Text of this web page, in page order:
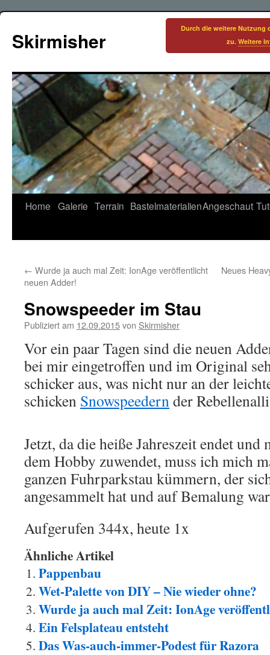
Skirmisher
Zum
Home Galerie Terrain BastelmaterialienAngeschaut
← Wurde ja auch mal Zeit: IonAge veröffentlicht
neuen Adder!
Neues
Snowspeeder im Stau
Publiziert am 12.09.2015von Skirmisher
Vor ein paar Tagen sind die neuen
bei mir eingetroffen und im Original
schicker aus, was nicht nur an der
schicken Snowspeedernder
Jetzt, da die heiße Jahreszeit endet
dem Hobby zuwendet, muss ich mich
ganzen Fuhrparkstau kümmern, der
angesammelt hat und auf Bemalung
Aufgerufen 344x, heute 1x
Ähnliche Artikel
Pappenbau
Wet-Palette von DIY – Nie wieder ohne?
Wurde ja auch mal Zeit: IonAge
Ein Felsplateau entsteht
Das Was-auch-immer-Podest für Razora
Durch die weitere Nutzung
zu. Weitere